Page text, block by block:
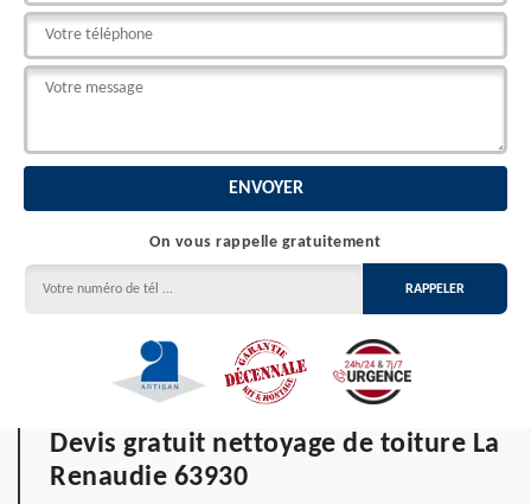
On vous rappelle gratuitement
Devis gratuit nettoyage de toiture La
Renaudie 63930